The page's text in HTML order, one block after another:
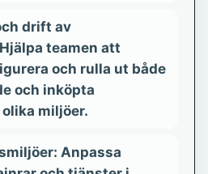
drift av
teamen att
och rulla ut både
och inköpta
miljöer.
Anpassa